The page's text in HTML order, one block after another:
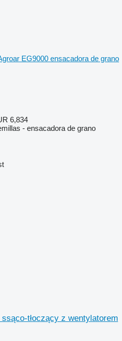
EG9000 ensacadora de grano
6,834
- ensacadora de grano
tłoczący z wentylatorem